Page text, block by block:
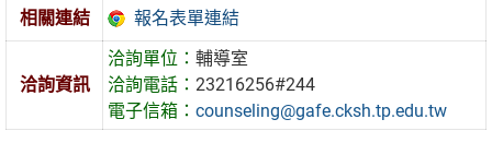
相關連結 報名表單連結
洽詢資訊
洽詢單位：輔導室
洽詢電話：23216256#244
電子信箱：counseling@gafe.cksh.tp.edu.tw